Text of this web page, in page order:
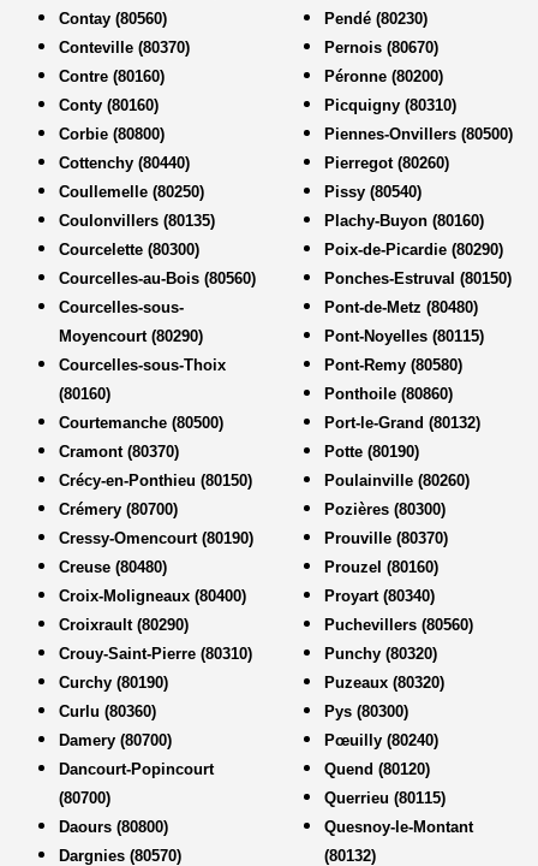
Contay (80560)
Conteville (80370)
Contre (80160)
Conty (80160)
Corbie (80800)
Cottenchy (80440)
Coullemelle (80250)
Coulonvillers (80135)
Courcelette (80300)
Courcelles-au-Bois (80560)
Courcelles-sous-
Moyencourt (80290)
Courcelles-sous-Thoix
(80160)
Courtemanche (80500)
Cramont (80370)
Crécy-en-Ponthieu (80150)
Crémery (80700)
Cressy-Omencourt (80190)
Creuse (80480)
Croix-Moligneaux (80400)
Croixrault (80290)
Crouy-Saint-Pierre (80310)
Curchy (80190)
Curlu (80360)
Damery (80700)
Dancourt-Popincourt
(80700)
Daours (80800)
Dargnies (80570)
Pendé (80230)
Pernois (80670)
Péronne (80200)
Picquigny (80310)
Piennes-Onvillers (80500)
Pierregot (80260)
Pissy (80540)
Plachy-Buyon (80160)
Poix-de-Picardie (80290)
Ponches-Estruval (80150)
Pont-de-Metz (80480)
Pont-Noyelles (80115)
Pont-Remy (80580)
Ponthoile (80860)
Port-le-Grand (80132)
Potte (80190)
Poulainville (80260)
Pozières (80300)
Prouville (80370)
Prouzel (80160)
Proyart (80340)
Puchevillers (80560)
Punchy (80320)
Puzeaux (80320)
Pys (80300)
Pœuilly (80240)
Quend (80120)
Querrieu (80115)
Quesnoy-le-Montant
(80132)